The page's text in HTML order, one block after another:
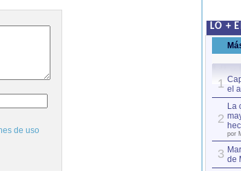
de uso
LO +
1 el
2
La
por
3 de